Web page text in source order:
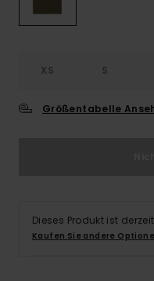
XS S
Größentabelle
Dieses Produkt ist
Kaufen Sie andere